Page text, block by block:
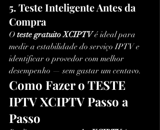
5. Teste Inteligente Antes da
Compra
O teste gratuito XCIPTV é ideal para
medir a estabilidade do serviço IPTV e
identificar o provedor com melhor
desempenho — sem gastar um centavo.
Como Fazer o TESTE
IPTV XCIPTV Passo a
Passo